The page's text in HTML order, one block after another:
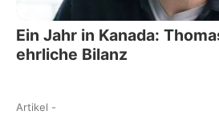
Ein Jahr in Kanada:
ehrliche Bilanz
Artikel -